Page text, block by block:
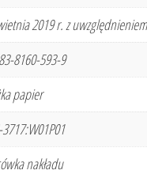
2019 r. z
8160-593-9
papier
nakładu